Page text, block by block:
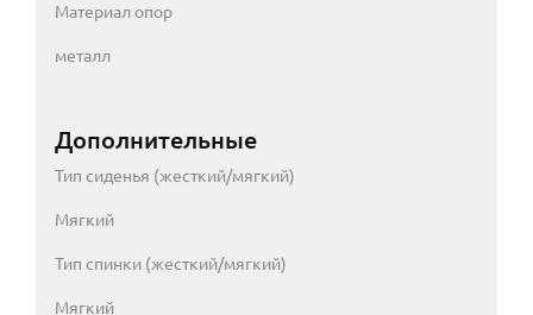
Материал опор
металл
Дополнительные
Тип сиденья (жесткий/мягкий)
Мягкий
Тип спинки (жесткий/мягкий)
Мягкий